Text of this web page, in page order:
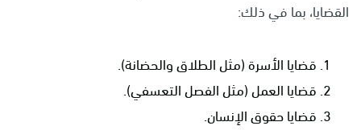
القضايا، بما في ذلك:
قضايا الأسرة (مثل الطلاق والحضانة).
قضايا العمل (مثل الفصل التعسفي).
قضايا حقوق الإنسان.